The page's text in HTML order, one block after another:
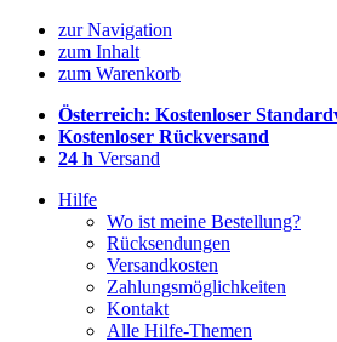
zur Navigation
zum Inhalt
zum Warenkorb
Österreich: Kostenloser
Kostenloser Rückversand
24 h Versand
Hilfe
Wo ist meine Bestellung?
Rücksendungen
Versandkosten
Zahlungsmöglichkeiten
Kontakt
Alle Hilfe-Themen